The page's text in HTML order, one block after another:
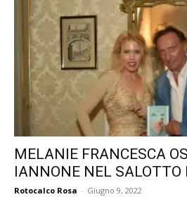
MELANIE FRANCESCA
IANNONE NEL SALOTTO
Rotocalco Rosa - Giugno 9, 2022